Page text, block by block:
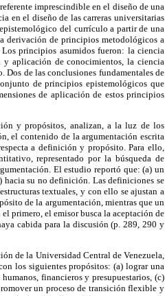
imprescindible en el diseño de una
en el diseño de las carreras universitarias
del currículo a partir de una
derivación de principios metodológicos a
principios asumidos fueron: la ciencia
aplicación de conocimientos, la ciencia
de las conclusiones fundamentales de
de principios epistemológicos que
de aplicación de estos principios
y propósitos, analizan, a la luz de los
el contenido de la argumentación escrita
a definición y propósito. Para ello,
representado por la búsqueda de
El estudio reportó que: (a) un
hacia su no definición. Las definiciones se
textuales, y con ello se ajustan a
de la argumentación, mientras que un
primero, el emisor busca la aceptación de
cabida para la discusión (p. 289, 290 y
de la Universidad Central de Venezuela,
los siguientes propósitos: (a) lograr una
financieros y presupuestarios, (c)
un proceso de transición flexible y